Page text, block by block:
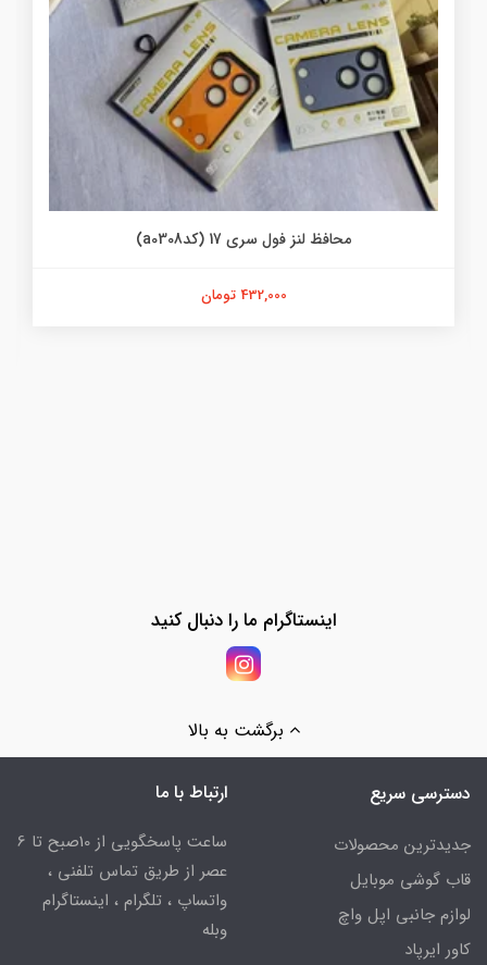
محافظ لنز فول سری 17 (کدa0308)
432,000 تومان
اینستاگرام ما را دنبال کنید
برگشت به بالا
دسترسی سریع
جدیدترین محصولات
قاب گوشی موبایل
لوازم جانبی اپل واچ
کاور ایرپاد
ارتباط با ما
ساعت پاسخگویی از 10صبح تا 6
عصر از طریق تماس تلفنی ،
واتساپ ، تلگرام ، اینستاگرام
وبله